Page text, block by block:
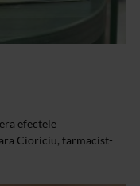
efectele
Cioriciu, farmacist-